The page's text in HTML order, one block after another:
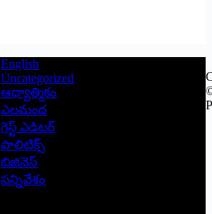
English
Uncategorized
ఆధ్యాత్మికం
ఎలమంద
గెస్ట్ ఎడిటర్
పాలిటిక్స్
బిజినెస్
సన్నివేశం